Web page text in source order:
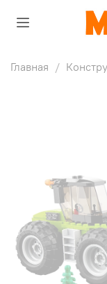
Главная